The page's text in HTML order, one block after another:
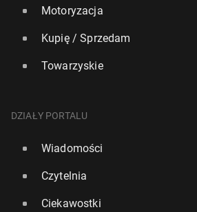
Motoryzacja
Kupię / Sprzedam
Towarzyskie
DZIAŁY PORTALU
Wiadomości
Czytelnia
Ciekawostki